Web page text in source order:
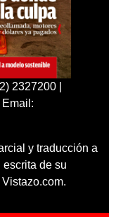
2327200 |
y traducción a
de su